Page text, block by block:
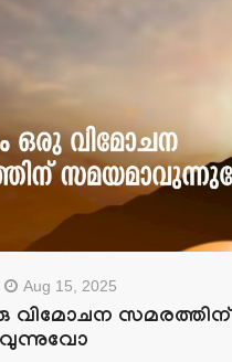
Aug 15, 2025
വിമോചന സമരത്തിന്